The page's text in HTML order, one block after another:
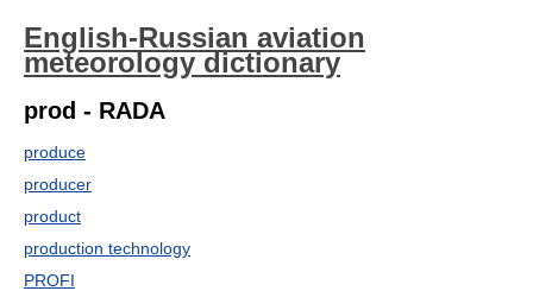
English-Russian aviation
meteorology dictionary
prod - RADA
produce
producer
product
production technology
PROFI